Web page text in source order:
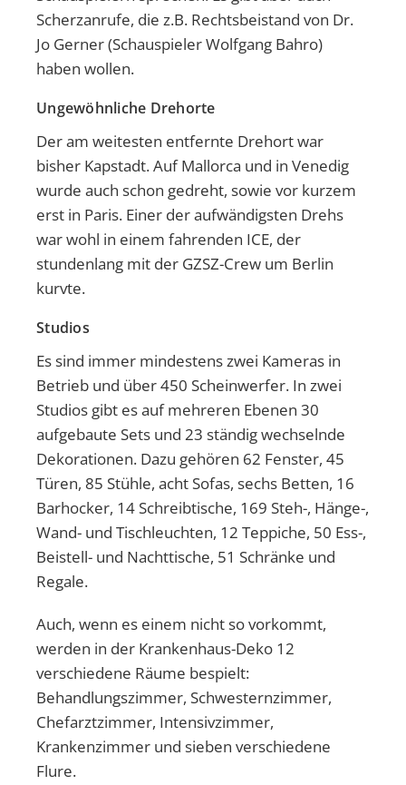
Scherzanrufe, die z.B. Rechtsbeistand von Dr.
Jo Gerner (Schauspieler Wolfgang Bahro)
haben wollen.
Ungewöhnliche Drehorte
Der am weitesten entfernte Drehort war
bisher Kapstadt. Auf Mallorca und in Venedig
wurde auch schon gedreht, sowie vor kurzem
erst in Paris. Einer der aufwändigsten Drehs
war wohl in einem fahrenden ICE, der
stundenlang mit der GZSZ-Crew um Berlin
kurvte.
Studios
Es sind immer mindestens zwei Kameras in
Betrieb und über 450 Scheinwerfer. In zwei
Studios gibt es auf mehreren Ebenen 30
aufgebaute Sets und 23 ständig wechselnde
Dekorationen. Dazu gehören 62 Fenster, 45
Türen, 85 Stühle, acht Sofas, sechs Betten, 16
Barhocker, 14 Schreibtische, 169 Steh-, Hänge-,
Wand- und Tischleuchten, 12 Teppiche, 50 Ess-,
Beistell- und Nachttische, 51 Schränke und
Regale.
Auch, wenn es einem nicht so vorkommt,
werden in der Krankenhaus-Deko 12
verschiedene Räume bespielt:
Behandlungszimmer, Schwesternzimmer,
Chefarztzimmer, Intensivzimmer,
Krankenzimmer und sieben verschiedene
Flure.